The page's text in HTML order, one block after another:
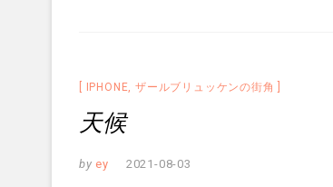
IPHONE,ザールブリュッケンの街角
天候
by ey 2021-08-03